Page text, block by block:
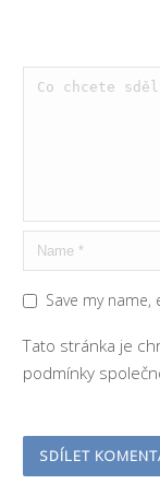
Save my
Tato stránka je
podmínky